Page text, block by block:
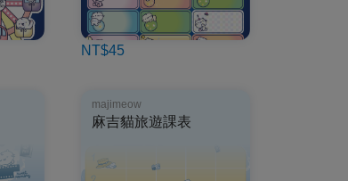
NT$45
majimeow
麻吉貓旅遊課表